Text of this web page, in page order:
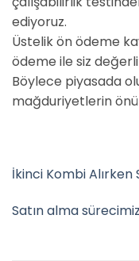
ediyoruz.
Üstelik ön ödeme
ödeme ile siz
Böylece piyasada
mağduriyetlerin
İkinci Kombi Alırken
Satın alma